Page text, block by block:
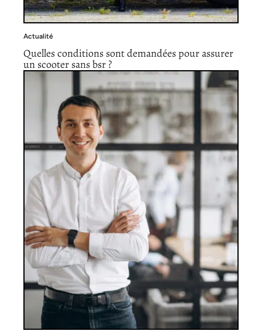
Actualité
Quelles conditions sont demandées pour assurer
un scooter sans bsr ?